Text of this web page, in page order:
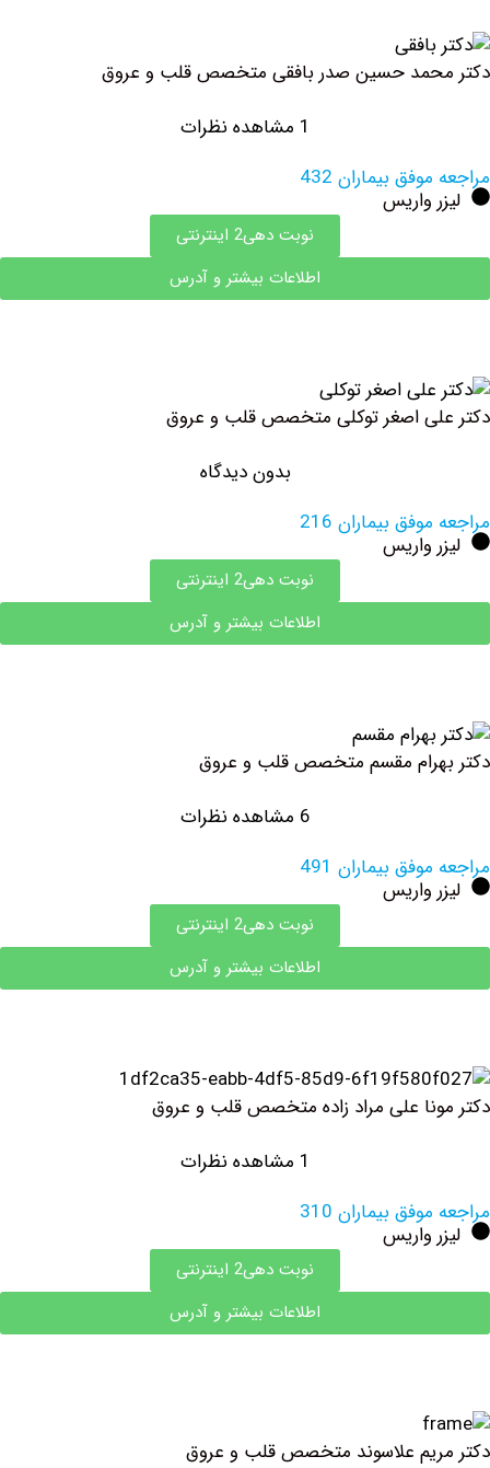
حسین صدر بافقی متخصص قلب و عروق
بیماران 432
واریس
نوبت دهی2 اینترنتی
اطلاعات بیشتر و آدرس
اصغر توکلی متخصص قلب و عروق
بدون دیدگاه
بیماران 216
واریس
نوبت دهی2 اینترنتی
اطلاعات بیشتر و آدرس
مقسم متخصص قلب و عروق
بیماران 491
واریس
نوبت دهی2 اینترنتی
اطلاعات بیشتر و آدرس
علی مراد زاده متخصص قلب و عروق
بیماران 310
واریس
نوبت دهی2 اینترنتی
اطلاعات بیشتر و آدرس
علاسوند متخصص قلب و عروق